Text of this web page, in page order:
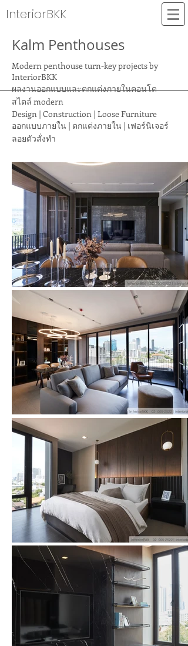
InteriorBKK
Kalm Penthouses
Modern penthouse turn-key projects by
InteriorBKK
ผลงานออกแบบและตกแต่งภายในคอนโด
สไตล์ modern
Design | Construction | Loose Furniture
ออกแบบภายใน | ตกแต่งภายใน | เฟอร์นิเจอร์
ลอยตัวสั่งทำ